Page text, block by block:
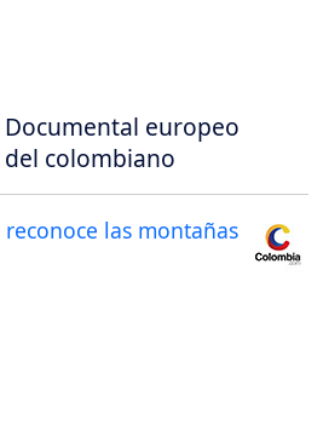
europeo
colombiano